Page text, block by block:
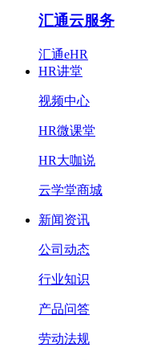
汇通云服务
汇通eHR
HR讲堂
视频中心
HR微课堂
HR大咖说
云学堂商城
新闻资讯
公司动态
行业知识
产品问答
劳动法规